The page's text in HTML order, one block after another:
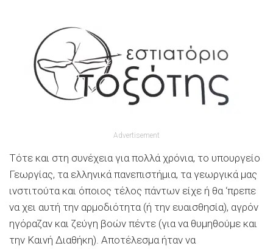
Advertisement
Τότε και στη συνέχεια για πολλά χρόνια, το υπουργείο
Γεωργίας, τα ελληνικά πανεπιστήμια, τα γεωργικά μας
ινστιτούτα και όποιος τέλος πάντων είχε ή θα ‘πρεπε
να χει αυτή την αρμοδιότητα (ή την ευαισθησία), αγρόν
ηγόραζαν και ζεύγη βοών πέντε (για να θυμηθούμε και
την Καινή Διαθήκη). Αποτέλεσμα ήταν να